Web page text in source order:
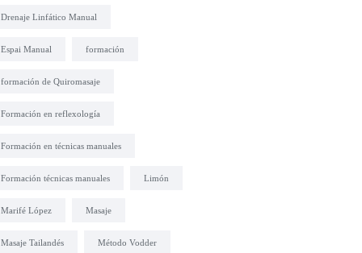
Drenaje Linfático Manual
Espai Manual formación
formación de Quiromasaje
Formación en reflexología
Formación en técnicas manuales
Formación técnicas manuales Limón
Marifé López Masaje
Masaje Tailandés Método Vodder